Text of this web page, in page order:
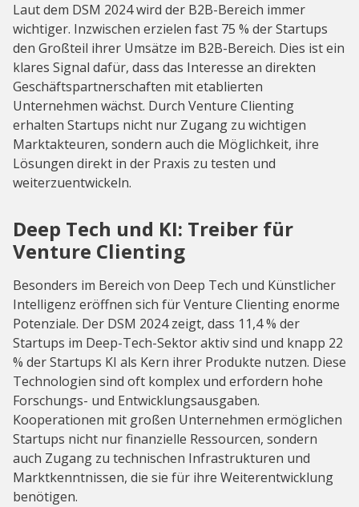
Laut dem DSM 2024 wird der B2B-Bereich immer
wichtiger. Inzwischen erzielen fast 75 % der Startups
den Großteil ihrer Umsätze im B2B-Bereich. Dies ist ein
klares Signal dafür, dass das Interesse an direkten
Geschäftspartnerschaften mit etablierten
Unternehmen wächst. Durch Venture Clienting
erhalten Startups nicht nur Zugang zu wichtigen
Marktakteuren, sondern auch die Möglichkeit, ihre
Lösungen direkt in der Praxis zu testen und
weiterzuentwickeln.
Deep Tech und KI: Treiber für
Venture Clienting
Besonders im Bereich von Deep Tech und Künstlicher
Intelligenz eröffnen sich für Venture Clienting enorme
Potenziale. Der DSM 2024 zeigt, dass 11,4 % der
Startups im Deep-Tech-Sektor aktiv sind und knapp 22
% der Startups KI als Kern ihrer Produkte nutzen. Diese
Technologien sind oft komplex und erfordern hohe
Forschungs- und Entwicklungsausgaben.
Kooperationen mit großen Unternehmen ermöglichen
Startups nicht nur finanzielle Ressourcen, sondern
auch Zugang zu technischen Infrastrukturen und
Marktkenntnissen, die sie für ihre Weiterentwicklung
benötigen.